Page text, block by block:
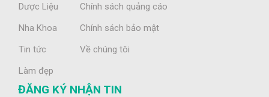
Dược Liệu
Nha Khoa
Tin tức
Làm đẹp
Chính sách quảng cáo
Chính sách bảo mật
Về chúng tôi
ĐĂNG KÝ NHẬN TIN